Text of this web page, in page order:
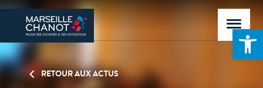
Ouvrir
RETOUR AUX ACTUS